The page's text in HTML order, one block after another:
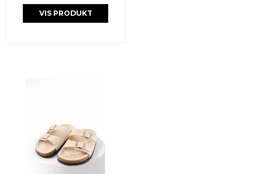
VIS PRODUKT